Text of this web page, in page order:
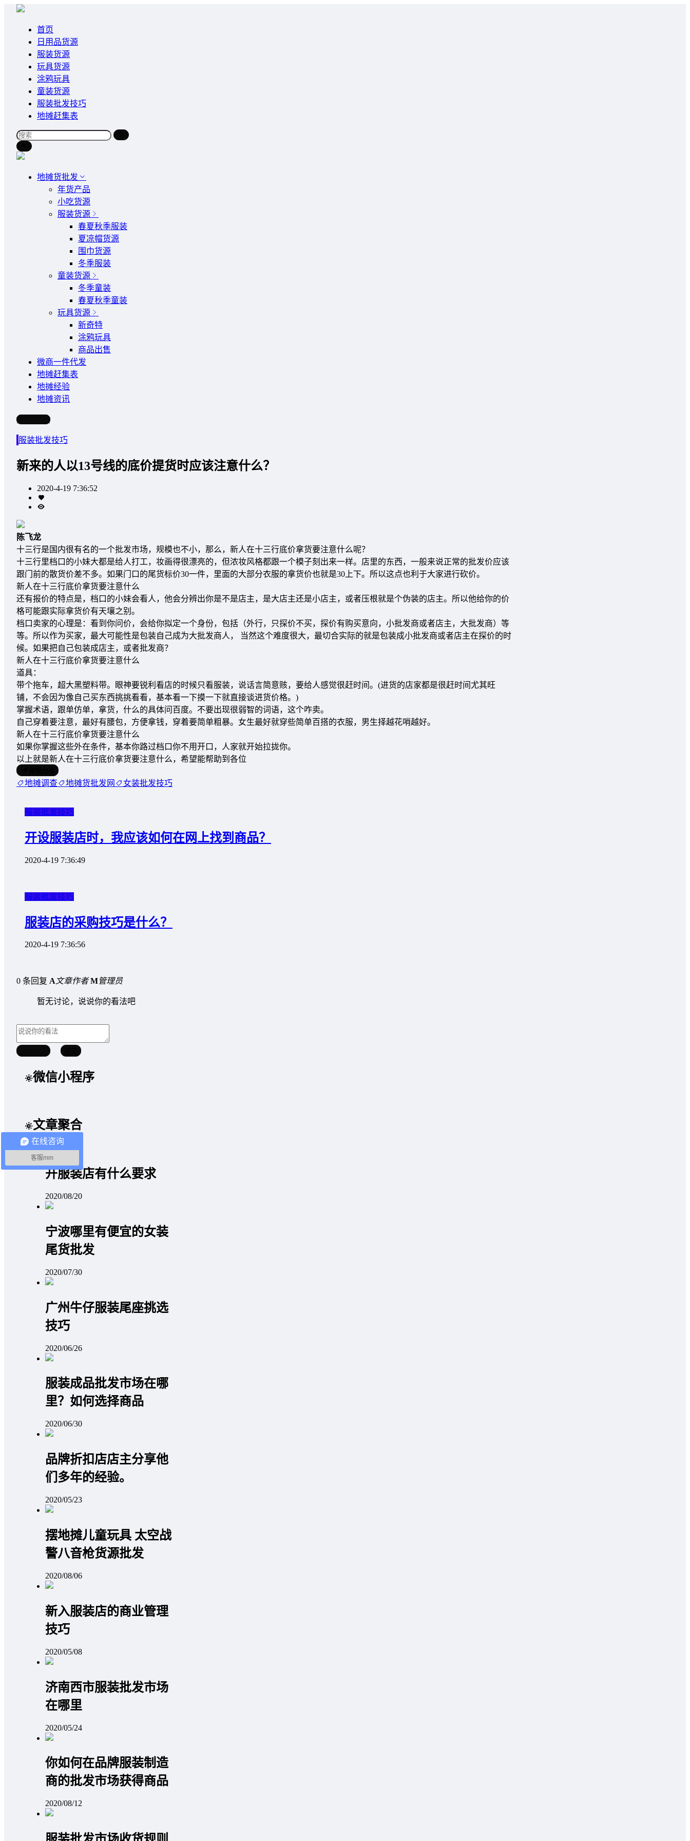
首页
日用品货源
服装货源
玩具货源
涂鸦玩具
童装货源
服装批发技巧
地摊赶集表
地摊货批发
年货产品
小吃货源
服装货源
春夏秋季服装
夏凉帽货源
围巾货源
冬季服装
童装货源
冬季童装
春夏秋季童装
玩具货源
新奇特
涂鸦玩具
商品出售
微商一件代发
地摊赶集表
地摊经验
地摊资讯
写文章
服装批发技巧
新来的人以13号线的底价提货时应该注意什么？
2020-4-19 7:36:52
陈飞龙
十三行是国内很有名的一个批发市场，规模也不小，那么，新人在十三行底价拿货要注意什么呢？
十三行里档口的小妹大都是给人打工，妆画得很漂亮的，但浓妆风格都跟一个模子刻出来一样。店里的东西，一般来说正常的批发价应该
跟门前的散货价差不多。如果门口的尾货标价30一件，里面的大部分衣服的拿货价也就是30上下。所以这点也利于大家进行砍价。
新人在十三行底价拿货要注意什么
还有报价的特点是，档口的小妹会看人，他会分辨出你是不是店主，是大店主还是小店主，或者压根就是个伪装的店主。所以他给你的价
格可能跟实际拿货价有天壤之别。
档口卖家的心理是：看到你问价，会给你拟定一个身份，包括（外行，只探价不买，探价有购买意向，小批发商或者店主，大批发商）等
等。所以作为买家，最大可能性是包装自己成为大批发商人， 当然这个难度很大，最切合实际的就是包装成小批发商或者店主在探价的时
候。如果把自己包装成店主，或者批发商？
新人在十三行底价拿货要注意什么
道具：
带个拖车，超大黑塑料带。眼神要锐利看店的时候只看服装，说话言简意赅，要给人感觉很赶时间。(进货的店家都是很赶时间尤其旺
铺，不会因为像自己买东西挑挑看看，基本看一下摸一下就直接谈进货价格。)
掌握术语，跟单仿单，拿货，什么的具体问百度。不要出现很弱智的词语，这个咋卖。
自己穿着要注意，最好有腰包，方便拿钱，穿着要简单粗暴。女生最好就穿些简单百搭的衣服，男生择越花哨越好。
新人在十三行底价拿货要注意什么
如果你掌握这些外在条件，基本你路过档口你不用开口，人家就开始拉拢你。
以上就是新人在十三行底价拿货要注意什么，希望能帮助到各位
地摊调查 地摊货批发网 女装批发技巧
服装批发技巧
开设服装店时，我应该如何在网上找到商品？
2020-4-19 7:36:49
服装批发技巧
服装店的采购技巧是什么？
2020-4-19 7:36:56
0 条回复 A文章作者 M管理员
暂无讨论，说说你的看法吧
微信小程序
文章聚合
开服装店有什么要求
2020/08/20
宁波哪里有便宜的女装
尾货批发
2020/07/30
广州牛仔服装尾座挑选
技巧
2020/06/26
服装成品批发市场在哪
里？如何选择商品
2020/06/30
品牌折扣店店主分享他
们多年的经验。
2020/05/23
摆地摊儿童玩具 太空战
警八音枪货源批发
2020/08/06
新入服装店的商业管理
技巧
2020/05/08
济南西市服装批发市场
在哪里
2020/05/24
你如何在品牌服装制造
商的批发市场获得商品
2020/08/12
在线咨询
客服mm